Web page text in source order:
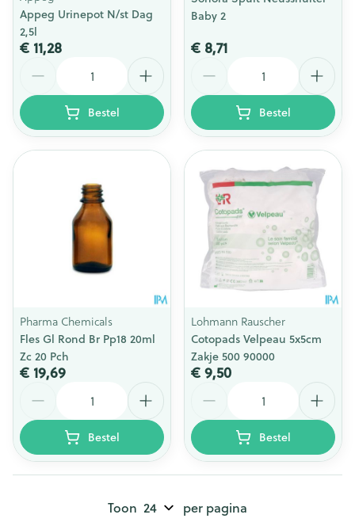
Appeg Urinepot N/st Dag
2,5l
€ 11,28
Bestel
Baby 2
€ 8,71
Bestel
Pharma Chemicals
Fles Gl Rond Br Pp18 20ml
Zc 20 Pch
€ 19,69
Bestel
Lohmann Rauscher
Cotopads Velpeau 5x5cm
Zakje 500 90000
€ 9,50
Bestel
Toon per pagina